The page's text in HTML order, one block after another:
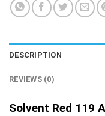
DESCRIPTION
REVIEWS (0)
Solvent Red 119